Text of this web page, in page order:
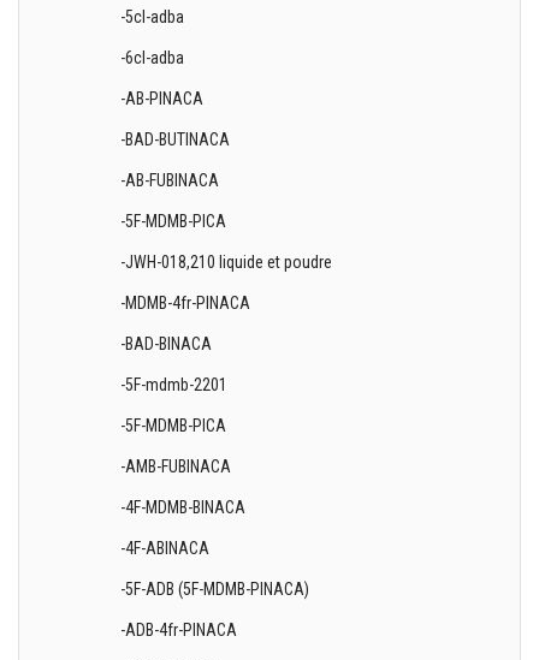
-5cl-adba
-6cl-adba
-AB-PINACA
-BAD-BUTINACA
-AB-FUBINACA
-5F-MDMB-PICA
-JWH-018,210 liquide et poudre
-MDMB-4fr-PINACA
-BAD-BINACA
-5F-mdmb-2201
-5F-MDMB-PICA
-AMB-FUBINACA
-4F-MDMB-BINACA
-4F-ABINACA
-5F-ADB (5F-MDMB-PINACA)
-ADB-4fr-PINACA